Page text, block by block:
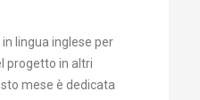
lingua inglese per
progetto in altri
mese è dedicata